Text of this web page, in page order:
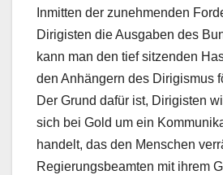
Inmitten der zunehmenden
Dirigisten die Ausgaben des
kann man den tief sitzenden
den Anhängern des Dirigismus
Der Grund dafür ist, Dirigisten
sich bei Gold um ein
handelt, das den Menschen
Regierungsbeamten mit ihrem